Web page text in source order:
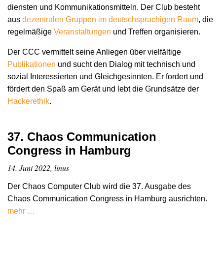
diensten und Kommunikations­mitteln. Der Club besteht
aus dezentralen Gruppen im deutschsprachigen Raum, die
regelmäßige Veranstaltungen und Treffen organisieren.
Der CCC vermittelt seine Anliegen über vielfältige
Publikationen und sucht den Dialog mit technisch und
sozial Interessierten und Gleichgesinnten. Er fordert und
fördert den Spaß am Gerät und lebt die Grundsätze der
Hacker­ethik.
37. Chaos Communication
Congress in Hamburg
14. Juni 2022, linus
Der Chaos Computer Club wird die 37. Ausgabe des
Chaos Communication Congress in Hamburg ausrichten.
mehr …